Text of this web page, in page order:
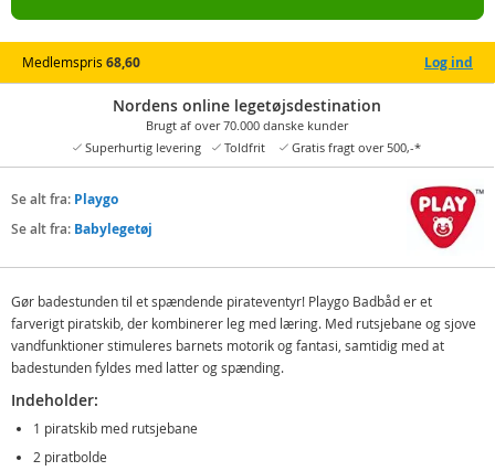
Medlemspris 68,60 Log ind
Nordens online legetøjsdestination
Brugt af over 70.000 danske kunder
Superhurtig levering
Toldfrit Gratis fragt over 500,-*
Se alt fra: Playgo
Se alt fra: Babylegetøj
Gør badestunden til et spændende pirateventyr! Playgo Badbåd er et
farverigt piratskib, der kombinerer leg med læring. Med rutsjebane og sjove
vandfunktioner stimuleres barnets motorik og fantasi, samtidig med at
badestunden fyldes med latter og spænding.
Indeholder:
1 piratskib med rutsjebane
2 piratbolde